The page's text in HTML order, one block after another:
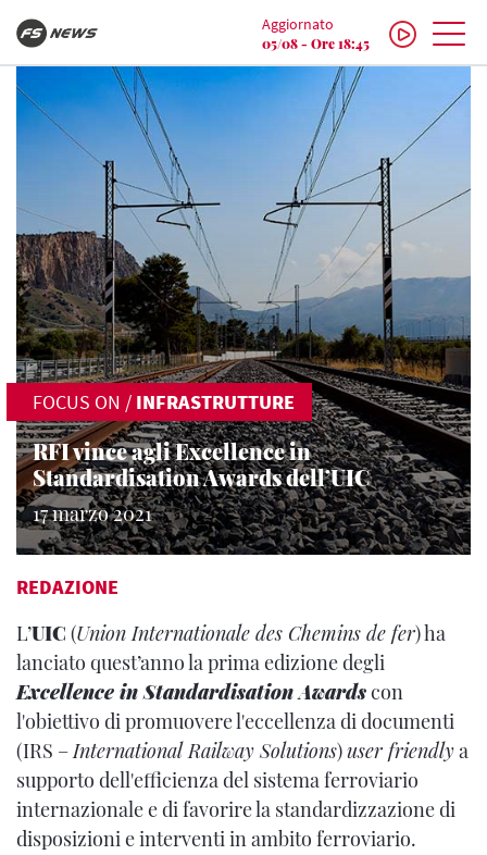
Aggiornato
05/08 - Ore 18:45
FOCUS ON / INFRASTRUTTURE
RFI vince agli Excellence in
Standardisation Awards dell’UIC
17 marzo 2021
REDAZIONE
L’UIC (Union Internationale des Chemins de fer) ha
lanciato quest’anno la prima edizione degli
Excellence in Standardisation Awardscon
l'obiettivo di promuovere l'eccellenza di documenti
(IRS –International Railway Solutions)user friendlya
supporto dell'efficienza del sistema ferroviario
internazionale e di favorire la standardizzazione di
disposizioni e interventi in ambito ferroviario.